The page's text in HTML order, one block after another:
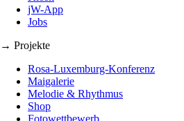
jW-App
Jobs
→ Projekte
Rosa-Luxemburg-Konferenz
Maigalerie
Melodie & Rhythmus
Shop